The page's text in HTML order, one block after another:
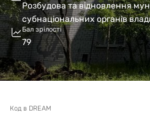
Розбудова та відновлення
субнаціональних органів
Бал зрілості
79
Код в DREAM